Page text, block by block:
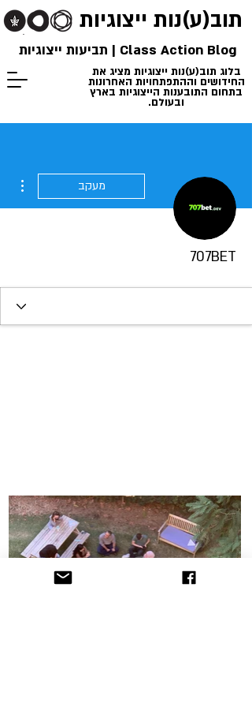
תוב(ע)נות ייצוגיות
בלוג תוב(ע)נות ייצוגיות מציג את
החידושים וההתפתחויות האחרונות
בתחום התובענות הייצוגיות בארץ
ובעולם.
Class Action Blog | תביעות ייצוגיות
מעקב
707BET